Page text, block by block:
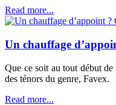
Read more...
Un chauffage
Que ce soit au tout début
des ténors du genre, Favex.
Read more...